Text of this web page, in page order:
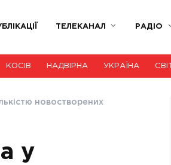
ТЕЛЕКАНАЛ РАДІО
КОСІВ НАДВІРНА УКРАЇНА СВІТ
новостворених
у